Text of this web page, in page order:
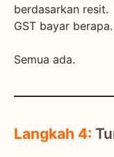
berdasarkan resit.
GST bayar
Semua ada.
Langkah 4: